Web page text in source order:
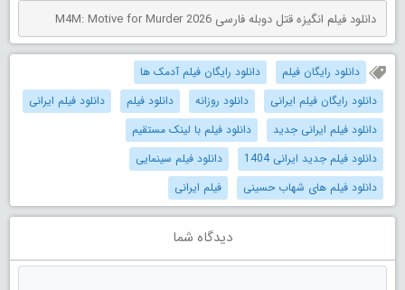
دانلود فیلم انگیزه قتل دوبله فارسی M4M: Motive for Murder 2026
دانلود رایگان فیلم
دانلود رایگان فیلم آدمک ها
دانلود رایگان فیلم ایرانی
دانلود روزانه دانلود فیلم
دانلود فیلم ایرانی
دانلود فیلم ایرانی جدید
دانلود فیلم با لینک مستقیم
دانلود فیلم جدید ایرانی 1404
دانلود فیلم سینمایی
دانلود فیلم های شهاب حسینی
فیلم ایرانی
دیدگاه شما